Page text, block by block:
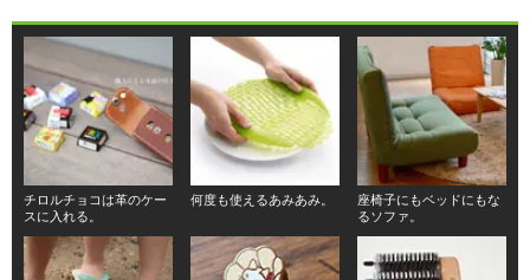
チロルチョコは革のケー
スに入れる。
何度も使えるあみあみ。
座椅子にもベッドにもな
るソファ。